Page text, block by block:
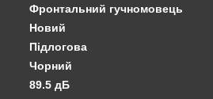
Фронтальний гучномовець
Новий
Підлогова
Чорний
89.5 дБ